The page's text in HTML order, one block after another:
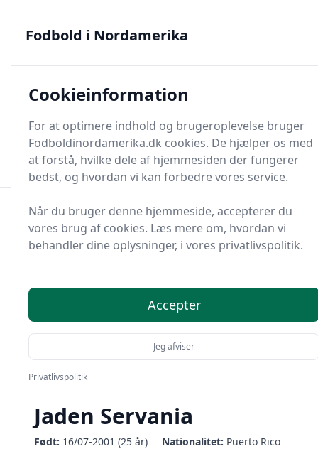
til nordamerikansk fodbold
Fodbold i
Menu
Søg
Jaden Servania
Født: 16/07-2001 (25 år) Nationalitet: Puerto Rico
Fodbold i Nordamerika
Cookieinformation
For at optimere indhold og brugeroplevelse bruger
Fodboldinordamerika.dk cookies. De hjælper os med
at forstå, hvilke dele af hjemmesiden der fungerer
bedst, og hvordan vi kan forbedre vores service.
Når du bruger denne hjemmeside, accepterer du
vores brug af cookies. Læs mere om, hvordan vi
behandler dine oplysninger, i vores privatlivspolitik.
Accepter
Jeg afviser
Privatlivspolitik